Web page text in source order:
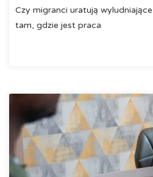
Czy migranci uratują
tam, gdzie jest praca